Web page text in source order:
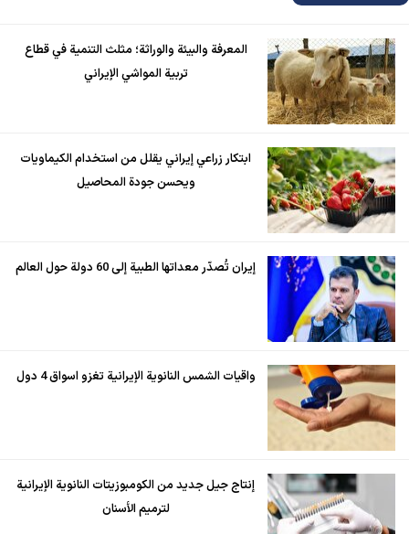
المعرفة والبيئة والوراثة؛ مثلث التنمية في قطاع
تربية المواشي الإيراني
ابتكار زراعي إيراني يقلل من استخدام الكيماويات
ويحسن جودة المحاصيل
إيران تُصدّر معداتها الطبية إلى 60 دولة حول العالم
واقيات الشمس النانوية الإيرانية تغزو اسواق 4 دول
إنتاج جيل جديد من الكومبوزيتات النانوية الإيرانية
لترميم الأسنان